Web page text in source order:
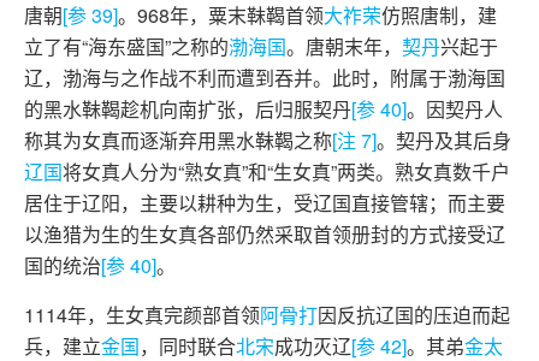
唐朝[参 39]。968年，粟末靺鞨首领大祚荣仿照唐制，建
立了有“海东盛国”之称的渤海国。唐朝末年， 契丹兴起于
辽，渤海与之作战不利而遭到吞并。此时，附属于渤海国
的黑水靺鞨趁机向南扩张，后归服契丹[参 40]。因契丹人
称其为女真而逐渐弃用黑水靺鞨之称[注 7]。契丹及其后身
辽国将女真人分为“熟女真”和“生女真”两类。熟女真数千户
居住于辽阳，主要以耕种为生，受辽国直接管辖；而主要
以渔猎为生的生女真各部仍然采取首领册封的方式接受辽
国的统治[参 40]。
1114年，生女真完颜部首领阿骨打因反抗辽国的压迫而起
兵，建立金国，同时联合北宋成功灭辽[参 42]。其弟金太